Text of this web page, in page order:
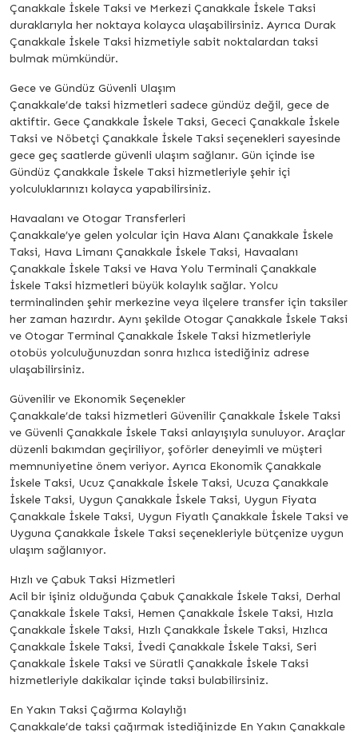
Çanakkale İskele Taksi ve Merkezi Çanakkale İskele Taksi
duraklarıyla her noktaya kolayca ulaşabilirsiniz. Ayrıca Durak
Çanakkale İskele Taksi hizmetiyle sabit noktalardan taksi
bulmak mümkündür.
Gece ve Gündüz Güvenli Ulaşım
Çanakkale’de taksi hizmetleri sadece gündüz değil, gece de
aktiftir. Gece Çanakkale İskele Taksi, Gececi Çanakkale İskele
Taksi ve Nöbetçi Çanakkale İskele Taksi seçenekleri sayesinde
gece geç saatlerde güvenli ulaşım sağlanır. Gün içinde ise
Gündüz Çanakkale İskele Taksi hizmetleriyle şehir içi
yolculuklarınızı kolayca yapabilirsiniz.
Havaalanı ve Otogar Transferleri
Çanakkale’ye gelen yolcular için Hava Alanı Çanakkale İskele
Taksi, Hava Limanı Çanakkale İskele Taksi, Havaalanı
Çanakkale İskele Taksi ve Hava Yolu Terminali Çanakkale
İskele Taksi hizmetleri büyük kolaylık sağlar. Yolcu
terminalinden şehir merkezine veya ilçelere transfer için taksiler
her zaman hazırdır. Aynı şekilde Otogar Çanakkale İskele Taksi
ve Otogar Terminal Çanakkale İskele Taksi hizmetleriyle
otobüs yolculuğunuzdan sonra hızlıca istediğiniz adrese
ulaşabilirsiniz.
Güvenilir ve Ekonomik Seçenekler
Çanakkale’de taksi hizmetleri Güvenilir Çanakkale İskele Taksi
ve Güvenli Çanakkale İskele Taksi anlayışıyla sunuluyor. Araçlar
düzenli bakımdan geçiriliyor, şoförler deneyimli ve müşteri
memnuniyetine önem veriyor. Ayrıca Ekonomik Çanakkale
İskele Taksi, Ucuz Çanakkale İskele Taksi, Ucuza Çanakkale
İskele Taksi, Uygun Çanakkale İskele Taksi, Uygun Fiyata
Çanakkale İskele Taksi, Uygun Fiyatlı Çanakkale İskele Taksi ve
Uyguna Çanakkale İskele Taksi seçenekleriyle bütçenize uygun
ulaşım sağlanıyor.
Hızlı ve Çabuk Taksi Hizmetleri
Acil bir işiniz olduğunda Çabuk Çanakkale İskele Taksi, Derhal
Çanakkale İskele Taksi, Hemen Çanakkale İskele Taksi, Hızla
Çanakkale İskele Taksi, Hızlı Çanakkale İskele Taksi, Hızlıca
Çanakkale İskele Taksi, İvedi Çanakkale İskele Taksi, Seri
Çanakkale İskele Taksi ve Süratli Çanakkale İskele Taksi
hizmetleriyle dakikalar içinde taksi bulabilirsiniz.
En Yakın Taksi Çağırma Kolaylığı
Çanakkale’de taksi çağırmak istediğinizde En Yakın Çanakkale